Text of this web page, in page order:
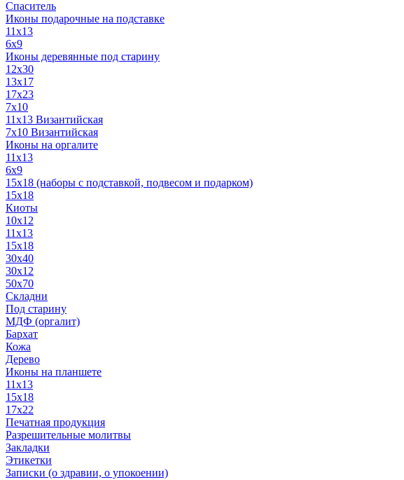
Спаситель
Иконы подарочные на подставке
11x13
6x9
Иконы деревянные под старину
12х30
13x17
17x23
7x10
11x13 Византийская
7x10 Византийская
Иконы на оргалите
11x13
6x9
15х18 (наборы с подставкой, подвесом и подарком)
15x18
Киоты
10x12
11x13
15x18
30x40
30х12
50x70
Складни
Под старину
МДФ (оргалит)
Бархат
Кожа
Дерево
Иконы на планшете
11х13
15х18
17х22
Печатная продукция
Разрешительные молитвы
Закладки
Этикетки
Записки (о здравии, о упокоении)